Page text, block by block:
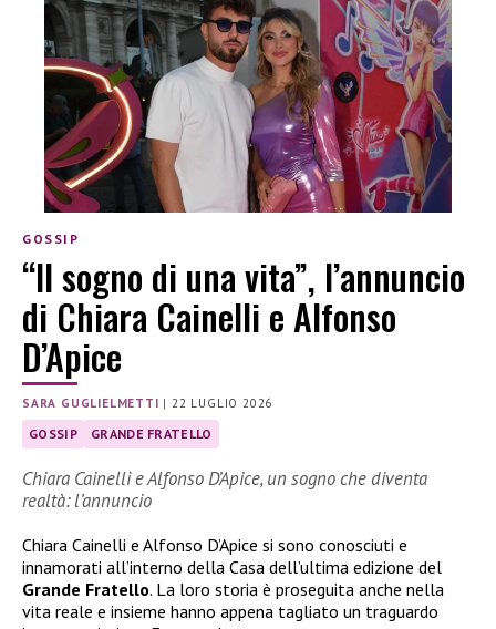
GOSSIP
“Il sogno di una vita”, l’annuncio
di Chiara Cainelli e Alfonso
D’Apice
SARA GUGLIELMETTI |22 LUGLIO 2026
GOSSIP GRANDE FRATELLO
Chiara Cainelli e Alfonso D’Apice, un sogno che diventa
realtà: l’annuncio
Chiara Cainelli e Alfonso D’Apice si sono conosciuti e
innamorati all’interno della Casa dell’ultima edizione del
Grande Fratello. La loro storia è proseguita anche nella
vita reale e insieme hanno appena tagliato un traguardo